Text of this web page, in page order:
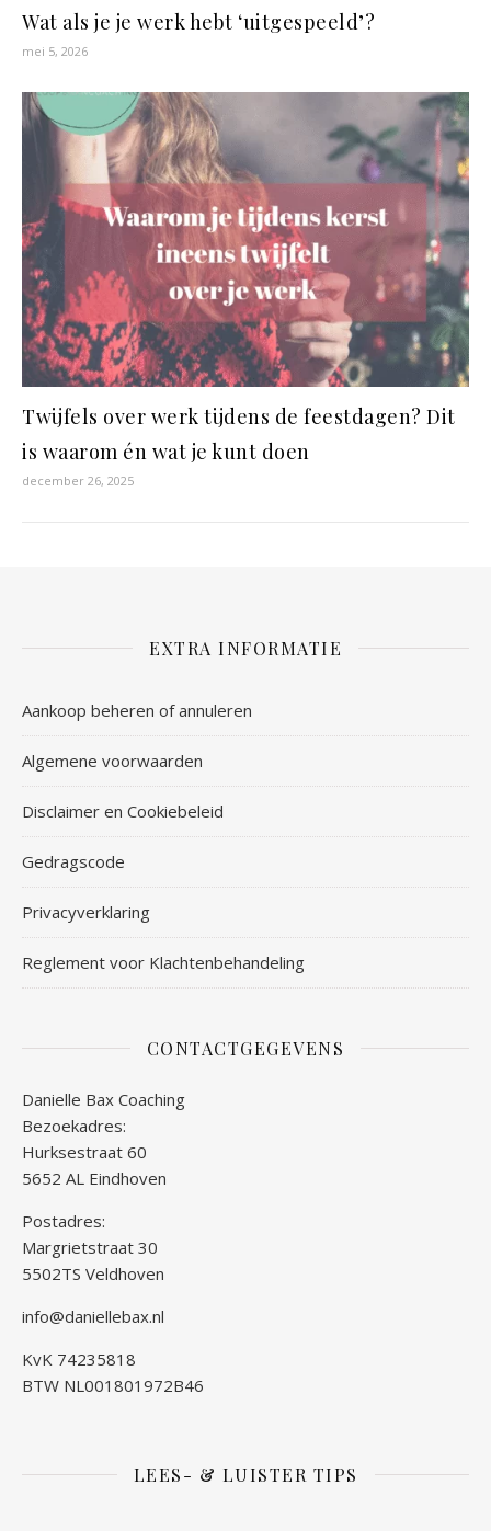
Wat als je je werk hebt ‘uitgespeeld’?
mei 5, 2026
Twijfels over werk tijdens de feestdagen? Dit
is waarom én wat je kunt doen
december 26, 2025
EXTRA INFORMATIE
Aankoop beheren of annuleren
Algemene voorwaarden
Disclaimer en Cookiebeleid
Gedragscode
Privacyverklaring
Reglement voor Klachtenbehandeling
CONTACTGEGEVENS
Danielle Bax Coaching
Bezoekadres:
Hurksestraat 60
5652 AL Eindhoven
Postadres:
Margrietstraat 30
5502TS Veldhoven
info@daniellebax.nl
KvK 74235818
BTW NL001801972B46
LEES- & LUISTER TIPS